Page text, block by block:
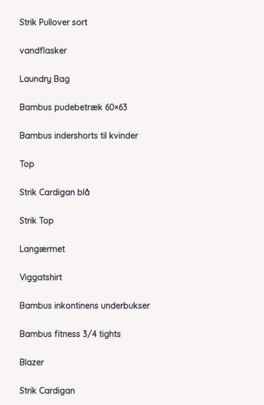
Strik Pullover sort
vandflasker
Laundry Bag
Bambus pudebetræk 60×63
Bambus indershorts til kvinder
Top
Strik Cardigan blå
Strik Top
Langærmet
Viggatshirt
Bambus inkontinens underbukser
Bambus fitness 3/4 tights
Blazer
Strik Cardigan